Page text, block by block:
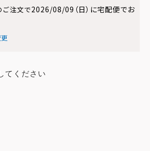
ご注文で2026/08/09（日） に宅配便でお
てください